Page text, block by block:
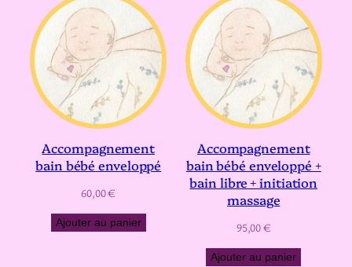
Accompagnement
bain bébé enveloppé
60,00€
Ajouter au panier
Accompagnement
bain bébé enveloppé +
bain libre + initiation
massage
95,00€
Ajouter au panier